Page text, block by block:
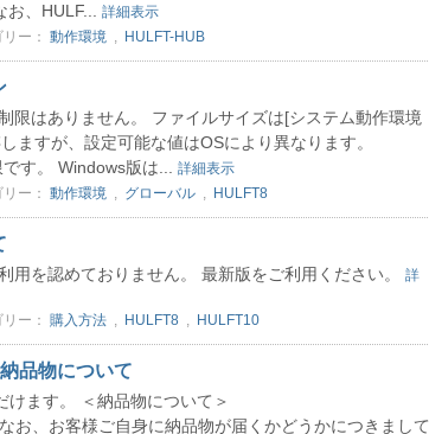
、HULF...
詳細表示
ー： 動作環境 , HULFT-HUB
限はありません。 ファイルサイズは[システム動作環境
ますが、設定可能な値はOSにより異なります。
す。 Windows版は...
詳細表示
ー： 動作環境 , グローバル , HULFT8
用を認めておりません。 最新版をご利用ください。
詳
ー： 購入方法 , HULFT8 , HULFT10
品物について
けます。 ＜納品物について＞
お、お客様ご自身に納品物が届くかどうかにつきまして